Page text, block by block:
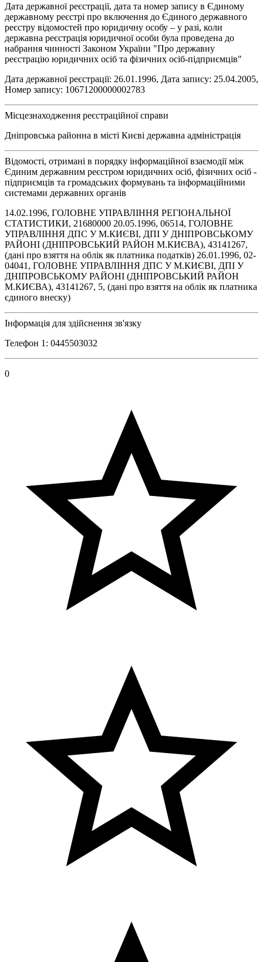
Дата державної реєстрації, дата та номер запису в Єдиному
державному реєстрі про включення до Єдиного державного
реєстру відомостей про юридичну особу – у разі, коли
державна реєстрація юридичної особи була проведена до
набрання чинності Законом України "Про державну
реєстрацію юридичних осіб та фізичних осіб-підприємців"
Дата державної реєстрації: 26.01.1996, Дата запису: 25.04.2005,
Номер запису: 10671200000002783
Місцезнаходження реєстраційної справи
Дніпровська районна в місті Києві державна адміністрація
Відомості, отримані в порядку інформаційної взаємодії між
Єдиним державним реєстром юридичних осіб, фізичних осіб -
підприємців та громадських формувань та інформаційними
системами державних органів
14.02.1996, ГОЛОВНЕ УПРАВЛІННЯ РЕГІОНАЛЬНОЇ
СТАТИСТИКИ, 21680000 20.05.1996, 06514, ГОЛОВНЕ
УПРАВЛІННЯ ДПС У М.КИЄВІ, ДПІ У ДНІПРОВСЬКОМУ
РАЙОНІ (ДНІПРОВСЬКИЙ РАЙОН М.КИЄВА), 43141267,
(дані про взяття на облік як платника податків) 26.01.1996, 02-
04041, ГОЛОВНЕ УПРАВЛІННЯ ДПС У М.КИЄВІ, ДПІ У
ДНІПРОВСЬКОМУ РАЙОНІ (ДНІПРОВСЬКИЙ РАЙОН
М.КИЄВА), 43141267, 5, (дані про взяття на облік як платника
єдиного внеску)
Інформація для здійснення зв'язку
Телефон 1: 0445503032
0